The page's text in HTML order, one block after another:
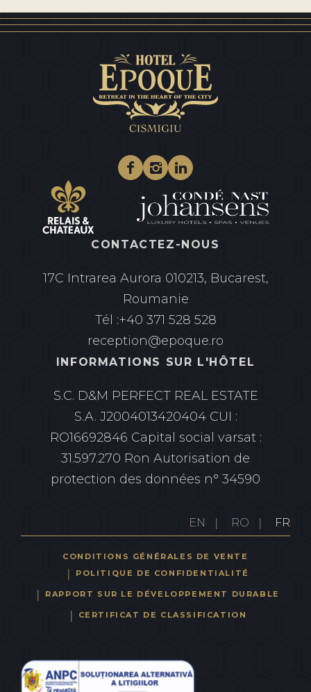
Facebook
Instagram
Linkedin
CONTACTEZ-NOUS
17C Intrarea Aurora 010213, Bucarest,
Roumanie
Tél :+40 371 528 528
reception@epoque.ro
INFORMATIONS SUR L'HÔTEL
S.C. D&M PERFECT REAL ESTATE
S.A. J2004013420404 CUI :
RO16692846 Capital social varsat :
31.597.270 Ron Autorisation de
protection des données n° 34590
EN RO FR
CONDITIONS GÉNÉRALES DE VENTE
POLITIQUE DE CONFIDENTIALITÉ
RAPPORT SUR LE DÉVELOPPEMENT DURABLE
CERTIFICAT DE CLASSIFICATION